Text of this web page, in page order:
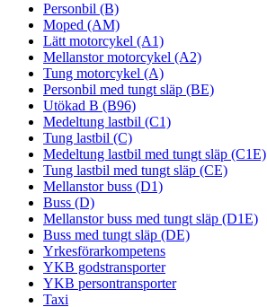
Personbil (B)
Moped (AM)
Lätt motorcykel (A1)
Mellanstor motorcykel (A2)
Tung motorcykel (A)
Personbil med tungt släp (BE)
Utökad B (B96)
Medeltung lastbil (C1)
Tung lastbil (C)
Medeltung lastbil med tungt släp (C1E)
Tung lastbil med tungt släp (CE)
Mellanstor buss (D1)
Buss (D)
Mellanstor buss med tungt släp (D1E)
Buss med tungt släp (DE)
Yrkesförarkompetens
YKB godstransporter
YKB persontransporter
Taxi